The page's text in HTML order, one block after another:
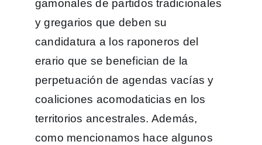
gamonales de partidos tradicionales
y gregarios que deben su
candidatura a los raponeros del
erario que se benefician de la
perpetuación de agendas vacías y
coaliciones acomodaticias en los
territorios ancestrales. Además,
como mencionamos hace algunos